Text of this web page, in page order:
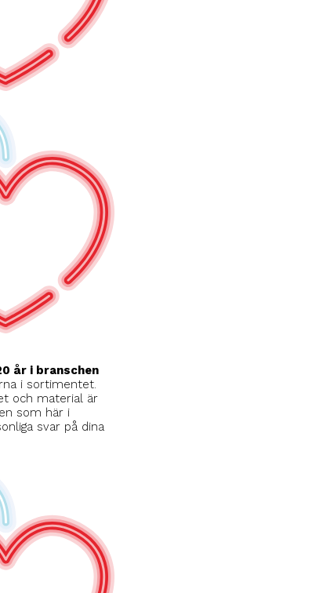
år i branschen
i sortimentet.
och material är
som här i
svar på dina